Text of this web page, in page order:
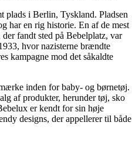
plads i Berlin, Tyskland. Pladsen
har en rig historie. En af de mest
fandt sted på Bebelplatz, var
hvor nazisterne brændte
kampagne mod det såkaldte
inden for baby- og børnetøj.
af produkter, herunder tøj, sko
er kendt for sin høje
designs, der appellerer til både